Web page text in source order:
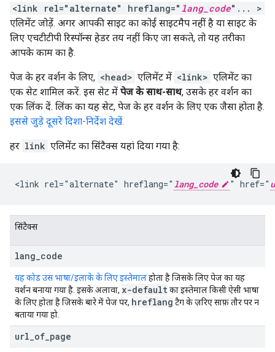
<link rel="alternate" hreflang=" lang_code"... >
एलिमेंट जोड़ें. अगर आपकी साइट का कोई साइटमैप नहीं है या साइट के
लिए एचटीटीपी रिस्पॉन्स हेडर तय नहीं किए जा सकते, तो यह तरीका
आपके काम का है.
पेज के हर वर्शन के लिए, <head> एलिमेंट में <link> एलिमेंट का
एक सेट शामिल करें. इस सेट में पेज के साथ-साथ, उसके हर वर्शन का
एक लिंक दें. लिंक का यह सेट, पेज के हर वर्शन के लिए एक जैसा होता है.
इससे जुड़े दूसरे दिशा-निर्देश देखें.
हर link एलिमेंट का सिंटैक्स यहां दिया गया है:
<link rel="alternate" hreflang=" lang_code " href="
सिंटैक्स
lang code
यह कोड उस भाषा/इलाके के लिए इस्तेमालहोता है जिसके लिए पेज का यह
वर्शन बनाया गया है. इसके अलावा, x-defaultका इस्तेमाल किसी ऐसी भाषा
के लिए होता है जिसके बारे में पेज पर, hreflang टैग के ज़रिए साफ़ तौर पर न
बताया गया हो.
url of page